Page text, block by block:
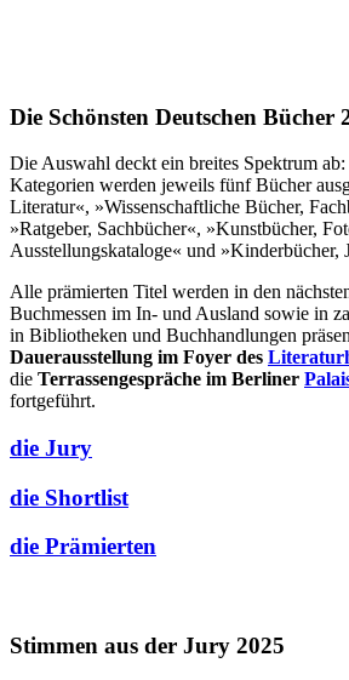
Die Schönsten Deutschen Bücher
Die Auswahl deckt ein breites Spektrum
Kategorien werden jeweils fünf Bücher
Literatur«, »Wissenschaftliche Bücher,
»Ratgeber, Sachbücher«, »Kunstbücher,
Ausstellungskataloge« und »Kinderbücher,
Alle prämierten Titel werden in den
Buchmessen im In- und Ausland sowie in
in Bibliotheken und Buchhandlungen
Dauerausstellung im Foyer des
die Terrassengespräche im Berliner
fortgeführt.
die Jury
die Shortlist
die Prämierten
Stimmen aus der Jury 2025